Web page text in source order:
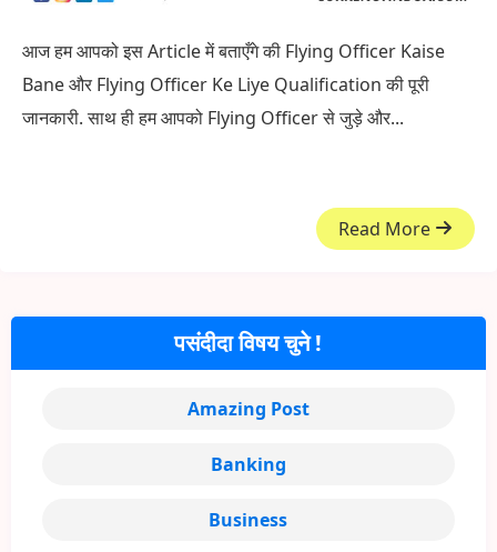
आज हम आपको इस Article में बताएँगे की Flying Officer Kaise
Bane और Flying Officer Ke Liye Qualification की पूरी
जानकारी. साथ ही हम आपको Flying Officer से जुड़े और...
Read More
पसंदीदा विषय चुने !
Amazing Post
Banking
Business